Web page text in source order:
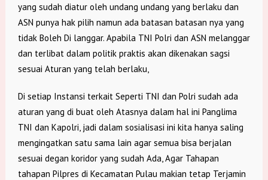
yang sudah diatur oleh undang undang yang berlaku dan
ASN punya hak pilih namun ada batasan batasan nya yang
tidak Boleh Di langgar. Apabila TNI Polri dan ASN melanggar
dan terlibat dalam politik praktis akan dikenakan sagsi
sesuai Aturan yang telah berlaku,
Di setiap Instansi terkait Seperti TNI dan Polri sudah ada
aturan yang di buat oleh Atasnya dalam hal ini Panglima
TNI dan Kapolri, jadi dalam sosialisasi ini kita hanya saling
mengingatkan satu sama lain agar semua bisa berjalan
sesuai degan koridor yang sudah Ada, Agar Tahapan
tahapan Pilpres di Kecamatan Pulau makian tetap Terjamin